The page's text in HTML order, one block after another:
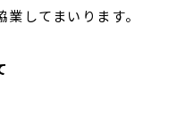
してまいります。